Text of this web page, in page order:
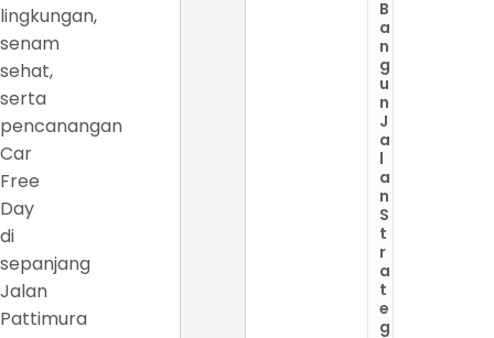
lingkungan,
senam
sehat,
serta
pencanangan
Car
Free
Day
di
sepanjang
Jalan
Pattimura
B
a
n
g
u
n
J
a
l
a
n
S
t
r
a
t
e
g